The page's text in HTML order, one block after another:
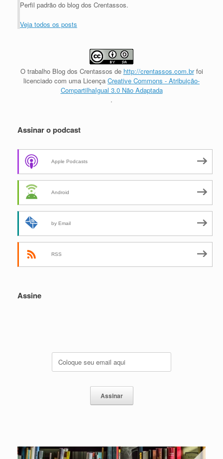
Perfil padrão do blog dos Crentassos.
Veja todos os posts
O trabalho Blog dos Crentassos de http://crentassos.com.brfoi
licenciado com uma Licença Creative Commons - Atribuição-
CompartilhaIgual 3.0 Não Adaptada
.
Assinar o podcast
Apple Podcasts
Android
by Email
RSS
Assine